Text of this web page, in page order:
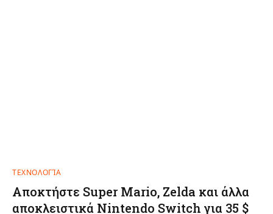
ΤΕΧΝΟΛΟΓΊΑ
Αποκτήστε Super Mario, Zelda και άλλα
αποκλειστικά Nintendo Switch για 35 $